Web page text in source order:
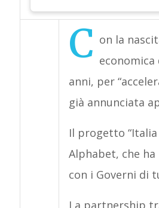
C on la
anni, per
già annunciata
Il progetto “Italia
Alphabet, che
con i Governi di
La partnership